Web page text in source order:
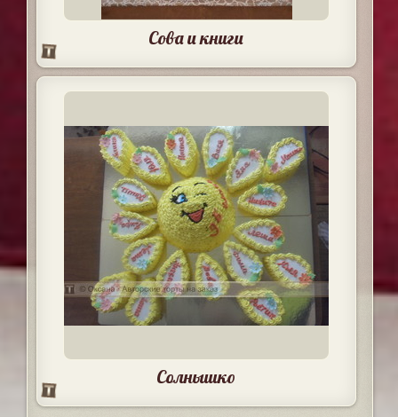
Сова и книги
Солнышко